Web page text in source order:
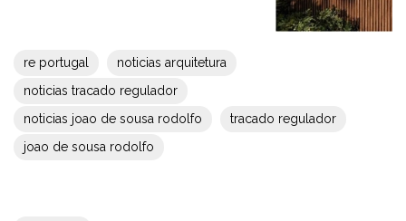
re portugal
noticias arquitetura
noticias tracado regulador
noticias joao de sousa rodolfo
tracado regulador
joao de sousa rodolfo